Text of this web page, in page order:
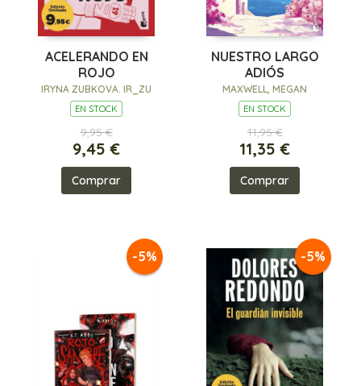
ACELERANDO EN
ROJO
IRYNA ZUBKOVA. IR_ZU
EN STOCK
9,95 €
9,45 €
Comprar
NUESTRO LARGO
ADIÓS
MAXWELL, MEGAN
EN STOCK
11,95 €
11,35 €
Comprar
-5% -5%